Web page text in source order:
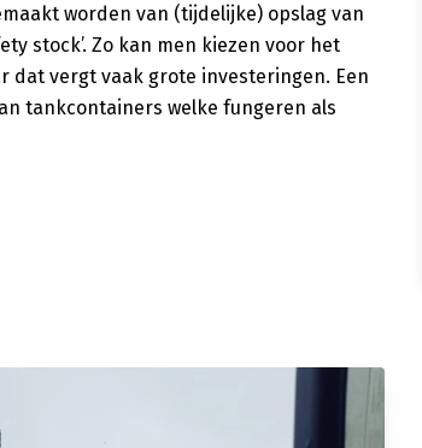
worden van (tijdelijke) opslag van
stock’. Zo kan men kiezen voor het
dat vergt vaak grote investeringen. Een
tankcontainers welke fungeren als